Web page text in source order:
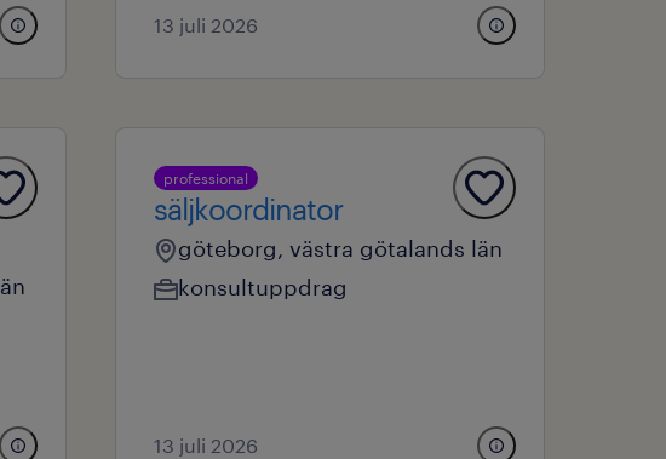
13 juli 2026
professional
säljkoordinator
göteborg, västra götalands län
konsultuppdrag
13 juli 2026